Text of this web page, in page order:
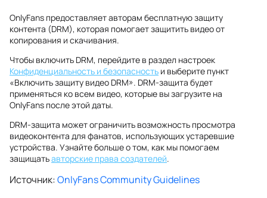
OnlyFans предоставляет авторам бесплатную защиту
контента (DRM), которая помогает защитить видео от
копирования и скачивания.
Чтобы включить DRM, перейдите в раздел настроек
Конфиденциальность и безопасность и выберите пункт
«Включить защиту видео DRM». DRM-защита будет
применяться ко всем видео, которые вы загрузите на
OnlyFans после этой даты.
DRM-защита может ограничить возможность просмотра
видеоконтента для фанатов, использующих устаревшие
устройства. Узнайте больше о том, как мы помогаем
защищатьавторские права создателей.
Источник:OnlyFans Community Guidelines